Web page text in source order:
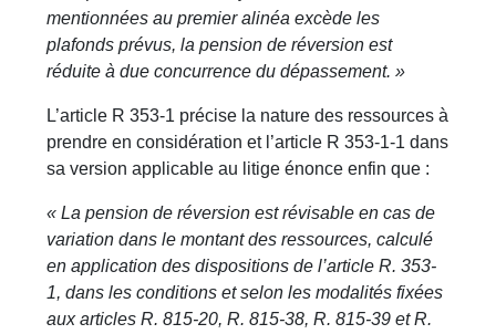
mentionnées au premier alinéa excède les
plafonds prévus, la pension de réversion est
réduite à due concurrence du dépassement. »
L’article R 353-1 précise la nature des ressources à
prendre en considération et l’article R 353-1-1 dans
sa version applicable au litige énonce enfin que :
« La pension de réversion est révisable en cas de
variation dans le montant des ressources, calculé
en application des dispositions de l’article R. 353-
1, dans les conditions et selon les modalités fixées
aux articles R. 815-20, R. 815-38, R. 815-39 et R.